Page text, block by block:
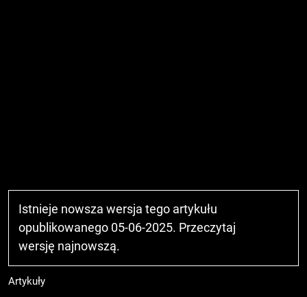
Istnieje nowsza wersja tego artykułu
opublikowanego 05-06-2025. Przeczytaj
wersję najnowszą.
Artykuły